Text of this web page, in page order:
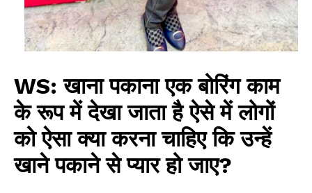
WS: खाना पकाना एक बोरिंग काम
के रूप में देखा जाता है ऐसे में लोगों
को ऐसा क्या करना चाहिए कि उन्हें
खाने पकाने से प्यार हो जाए?